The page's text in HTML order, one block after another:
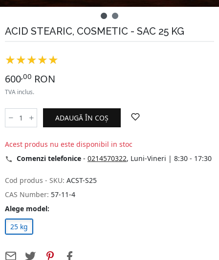
ACID STEARIC, COSMETIC - SAC 25 KG
600,00 RON
TVA inclus.
ADAUGĂ ÎN COȘ
Acest produs nu este disponibil in stoc
Comenzi telefonice - 0214570322, Luni-Vineri | 8:30 - 17:30
Cod produs - SKU: ACST-S25
CAS Number: 57-11-4
Alege model:
25 kg